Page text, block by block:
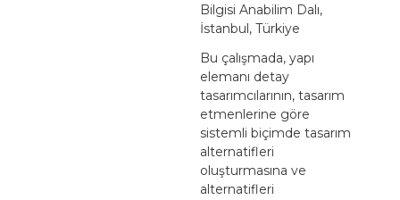
Bilgisi Anabilim Dalı,
İstanbul, Türkiye
Bu çalışmada, yapı
elemanı detay
tasarımcılarının, tasarım
etmenlerine göre
sistemli biçimde tasarım
alternatifleri
oluşturmasına ve
alternatifleri